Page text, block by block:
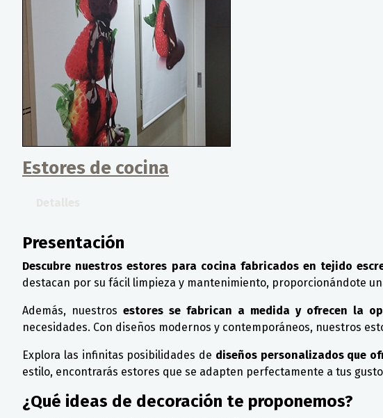
Estores de cocina
Presentación
Descubre nuestros estores para cocina fabricados en tejido
destacan por su fácil limpieza y mantenimiento, proporcionándote
Además, nuestros estores se fabrican a medida y ofrecen la
necesidades. Con diseños modernos y contemporáneos, nuestros
Explora las infinitas posibilidades de diseños personalizados que
estilo, encontrarás estores que se adapten perfectamente a tus
¿Qué ideas de decoración te proponemos?